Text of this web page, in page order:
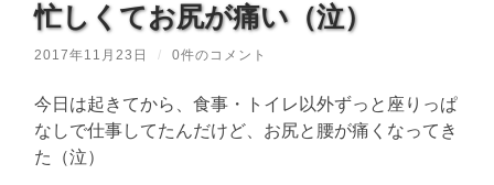
忙しくてお尻が痛い（泣）
2017年11月23日 / 0件のコメント
今日は起きてから、食事・トイレ以外ずっと座りっぱ
なしで仕事してたんだけど、お尻と腰が痛くなってき
た（泣）